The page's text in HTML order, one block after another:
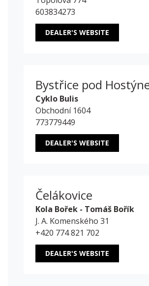
603834273
DEALER'S WEBSITE
Bystřice pod
Cyklo Bulis
Obchodní 1604
773779449
DEALER'S WEBSITE
Čelákovice
Kola Bořek - Tomáš Bořík
J. A. Komenského 31
+420 774 821 702
DEALER'S WEBSITE